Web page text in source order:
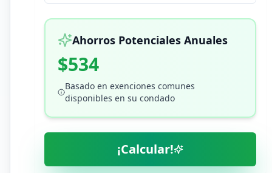
Ahorros Potenciales Anuales
$534
Basado en exenciones comunes
disponibles en su condado
¡Calcular!